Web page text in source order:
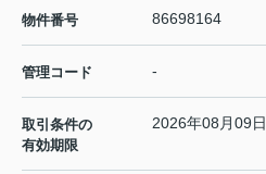
物件番号 86698164
管理コード -
取引条件の
有効期限
2026年08月09日